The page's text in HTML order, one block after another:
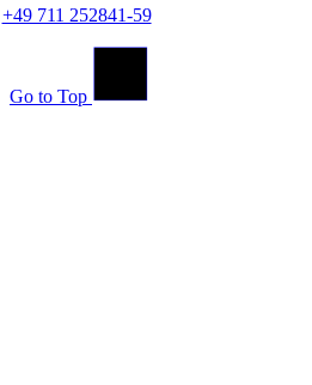
+49 711 252841-59
Go to Top